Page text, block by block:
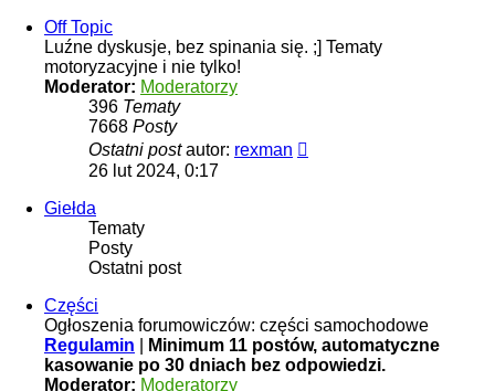
Off Topic
Luźne dyskusje, bez spinania się. ;] Tematy
motoryzacyjne i nie tylko!
Moderator: Moderatorzy
396 Tematy
7668 Posty
Ostatni postautor: rexman
26 lut 2024, 0:17
Giełda
Tematy
Posty
Ostatni post
Części
Ogłoszenia forumowiczów: części samochodowe
Regulamin
Minimum 11 postów, automatyczne
kasowanie po 30 dniach bez odpowiedzi.
Moderator: Moderatorzy